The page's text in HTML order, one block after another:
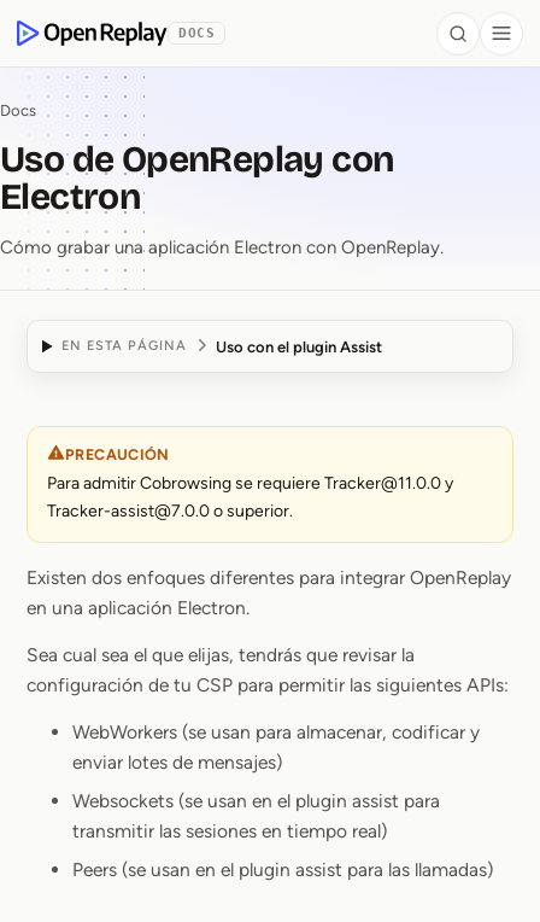
OpenReplay
DOCS Search
Docs
Uso de OpenReplay con
Electron
Cómo grabar una aplicación Electron con OpenReplay.
EN ESTA PÁGINA Uso con el plugin Assist
Uso de OpenReplay
PRECAUCIÓN
Para admitir Cobrowsing se requiere Tracker@11.0.0 y
Tracker-assist@7.0.0 o superior.
Existen dos enfoques diferentes para integrar OpenReplay
en una aplicación Electron.
Sea cual sea el que elijas, tendrás que revisar la
configuración de tu CSP para permitir las siguientes APIs:
WebWorkers (se usan para almacenar, codificar y
enviar lotes de mensajes)
Websockets (se usan en el plugin assist para
transmitir las sesiones en tiempo real)
Peers (se usan en el plugin assist para las llamadas)